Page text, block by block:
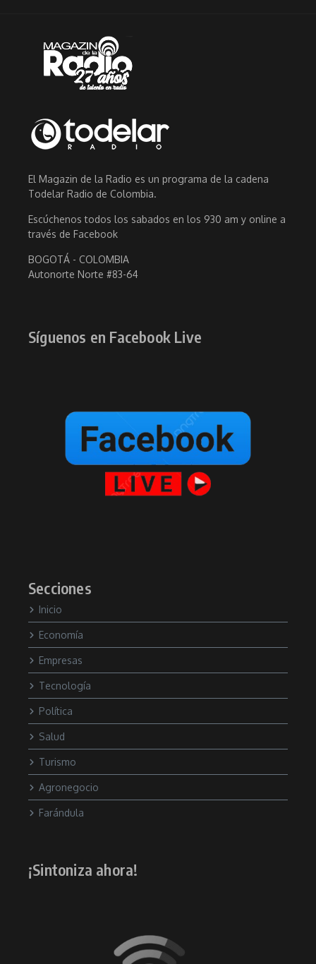
El Magazin de la Radio es un programa de la cadena
Todelar Radio de Colombia.
Escúchenos todos los sabados en los 930 am y online a
través de Facebook
BOGOTÁ - COLOMBIA
Autonorte Norte #83-64
Síguenos en Facebook Live
Secciones
Inicio
Economía
Empresas
Tecnología
Política
Salud
Turismo
Agronegocio
Farándula
¡Sintoniza ahora!